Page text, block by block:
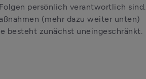
persönlich verantwortlich sind.
(mehr dazu weiter unten)
besteht zunächst uneingeschränkt.